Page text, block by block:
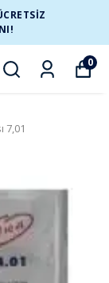
0
7,01